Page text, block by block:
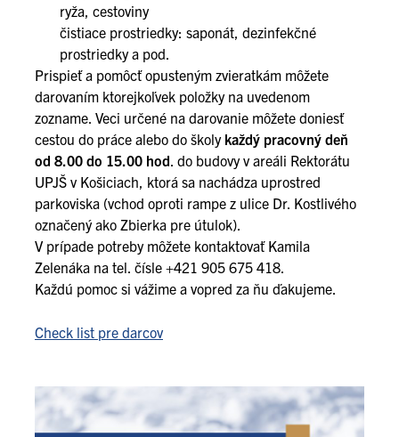
ryža, cestoviny
čistiace prostriedky: saponát, dezinfekčné
prostriedky a pod.
Prispieť a pomôcť opusteným zvieratkám môžete
darovaním ktorejkoľvek položky na uvedenom
zozname. Veci určené na darovanie môžete doniesť
cestou do práce alebo do školy každý pracovný deň
od 8.00 do 15.00 hod . do budovy v areáli Rektorátu
UPJŠ v Košiciach, ktorá sa nachádza uprostred
parkoviska (vchod oproti rampe z ulice Dr. Kostlivého
označený ako Zbierka pre útulok).
V prípade potreby môžete kontaktovať Kamila
Zelenáka na tel. čísle +421 905 675 418.
Každú pomoc si vážime a vopred za ňu ďakujeme.
Check list pre darcov